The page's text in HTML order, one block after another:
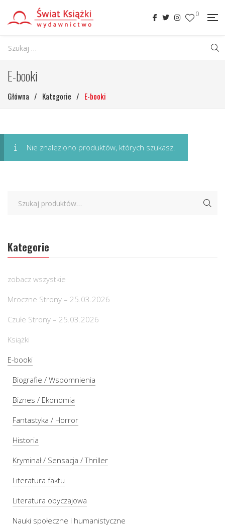
0
E-booki
Główna / Kategorie / E-booki
Nie znaleziono produktów, których szukasz.
Kategorie
zobacz wszystkie
Mroczne Strony – 25.03.2026
Czułe Strony – 25.03.2026
Książki
E-booki
Biografie / Wspomnienia
Biznes / Ekonomia
Fantastyka / Horror
Historia
Kryminał / Sensacja / Thriller
Literatura faktu
Literatura obyczajowa
Nauki społeczne i humanistyczne